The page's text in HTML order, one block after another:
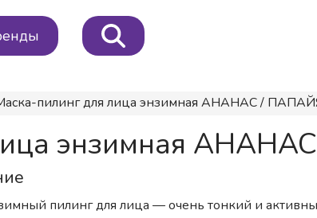
пилинг для лица энзимная АНАНАС /
энзимная
пилинг для лица — очень тонкий и